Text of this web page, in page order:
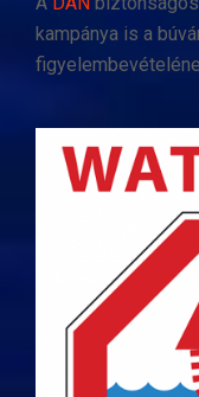
kampánya is a